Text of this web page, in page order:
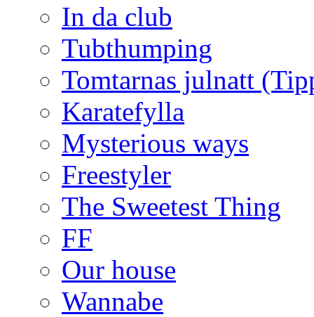
In da club
Tubthumping
Tomtarnas julnatt
Karatefylla
Mysterious ways
Freestyler
The Sweetest Thing
FF
Our house
Wannabe